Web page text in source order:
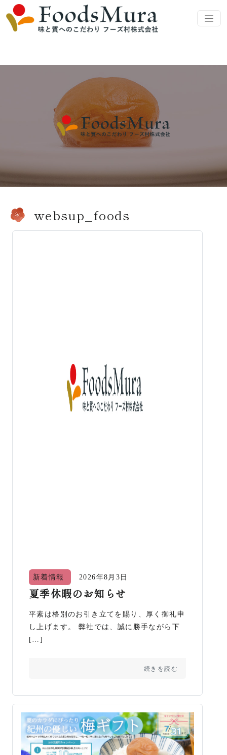
websup_foods
新着情報 2026年8月3日
夏季休暇のお知らせ
平素は格別のお引き立てを賜り、厚く御礼申
し上げます。 弊社では、誠に勝手ながら下
[…]
続きを読む